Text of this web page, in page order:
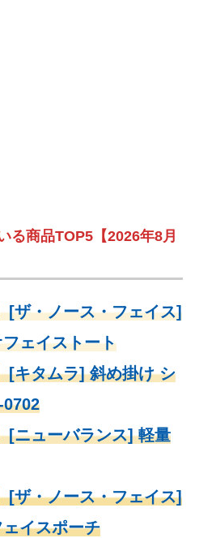
る商品TOP5【2026年8月
[ザ・ノース・フェイス]
ェイストート
[キタムラ] 斜め掛け シ
0702
[ニューバランス] 軽量
[ザ・ノース・フェイス]
イスポーチ